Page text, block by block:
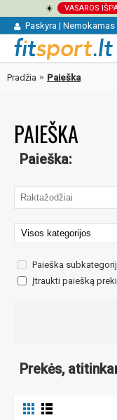
☀️ VASAROS
Paskyra | Nemokamas
Pradžia Paieška
PAIEŠKA
Paieška:
Paieška
Įtraukti paiešką
Prekės,